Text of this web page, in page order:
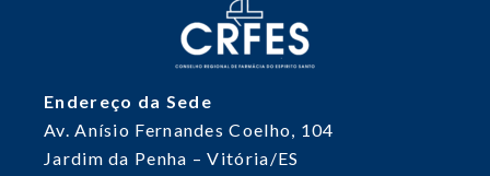
Endereço da Sede
Av. Anísio Fernandes Coelho, 104
Jardim da Penha – Vitória/ES